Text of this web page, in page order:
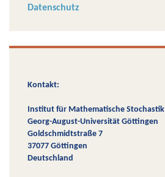
Datenschutz
Kontakt:
Institut für Mathematische Stochastik
Georg-August-Universität Göttingen
Goldschmidtstraße 7
37077 Göttingen
Deutschland